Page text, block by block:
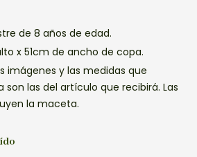
de 8 años de edad.
x 51cm de ancho de copa.
imágenes y las medidas que
las del artículo que recibirá. Las
la maceta.